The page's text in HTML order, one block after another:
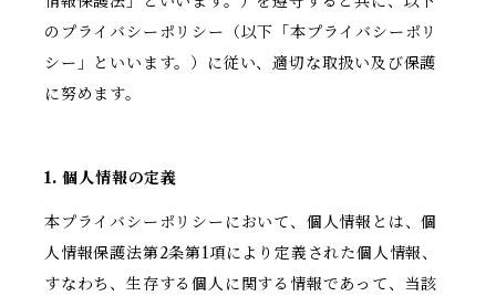
のプライバシーポリシー（以下「本プライバシーポリ
シー」といいます。）に従い、適切な取扱い及び保護
に努めます。
1. 個人情報の定義
本プライバシーポリシーにおいて、個人情報とは、個
人情報保護法第2条第1項により定義された個人情報、
すなわち、生存する個人に関する情報であって、当該